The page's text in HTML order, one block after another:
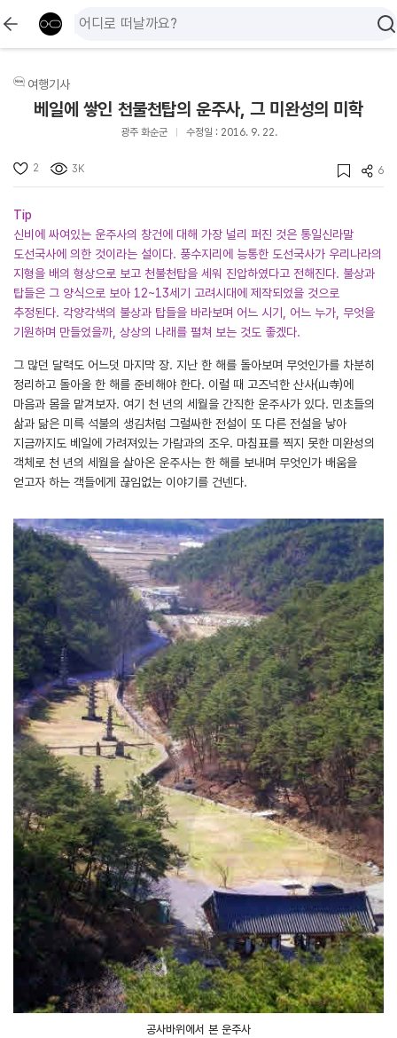
여행기사
베일에 쌓인 천불천탑의 운주사, 그 미완성의 미학
광주 화순군 수정일 : 2016. 9. 22.
2 3K 6
Tip
신비에 싸여있는 운주사의 창건에 대해 가장 널리 퍼진 것은 통일신라말
도선국사에 의한 것이라는 설이다. 풍수지리에 능통한 도선국사가 우리나라의
지형을 배의 형상으로 보고 천불천탑을 세워 진압하였다고 전해진다. 불상과
탑들은 그 양식으로 보아 12~13세기 고려시대에 제작되었을 것으로
추정된다. 각양각색의 불상과 탑들을 바라보며 어느 시기, 어느 누가, 무엇을
기원하며 만들었을까, 상상의 나래를 펼쳐 보는 것도 좋겠다.
그 많던 달력도 어느덧 마지막 장. 지난 한 해를 돌아보며 무엇인가를 차분히
정리하고 돌아올 한 해를 준비해야 한다. 이럴 때 고즈넉한 산사(山寺)에
마음과 몸을 맡겨보자. 여기 천 년의 세월을 간직한 운주사가 있다. 민초들의
삶과 닮은 미륵 석불의 생김처럼 그럴싸한 전설이 또 다른 전설을 낳아
지금까지도 베일에 가려져있는 가람과의 조우. 마침표를 찍지 못한 미완성의
객체로 천 년의 세월을 살아온 운주사는 한 해를 보내며 무엇인가 배움을
얻고자 하는 객들에게 끊임없는 이야기를 건넨다.
공사바위에서 본 운주사